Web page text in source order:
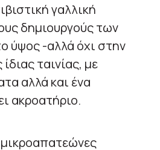
γαλλική
δημιουργούς των
ύψος -αλλά όχι στην
ταινίας, με
αλλά και ένα
ακροατήριο.